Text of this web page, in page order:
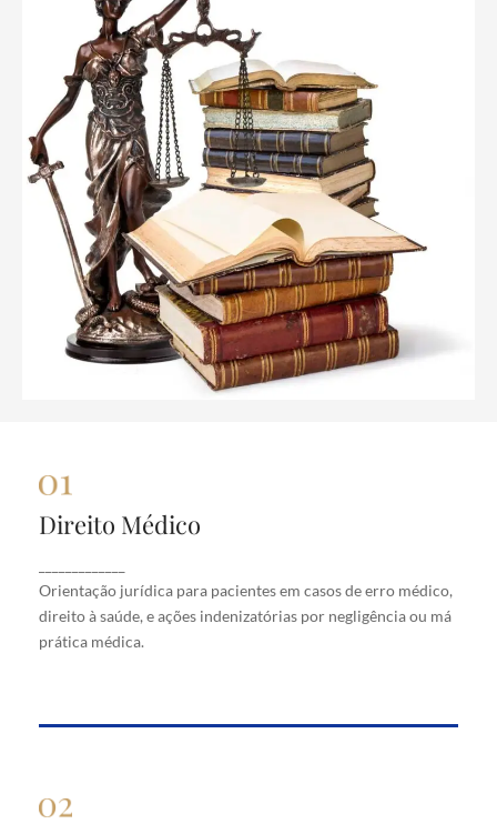
Direito Médico
Orientação jurídica para pacientes em casos de erro médico,
direito à saúde, e ações indenizatórias por negligência ou má
prática médica.
Direito Médico
erro médico, direito à saúde, e ações indenizatórias
por negligência ou má prática médica.